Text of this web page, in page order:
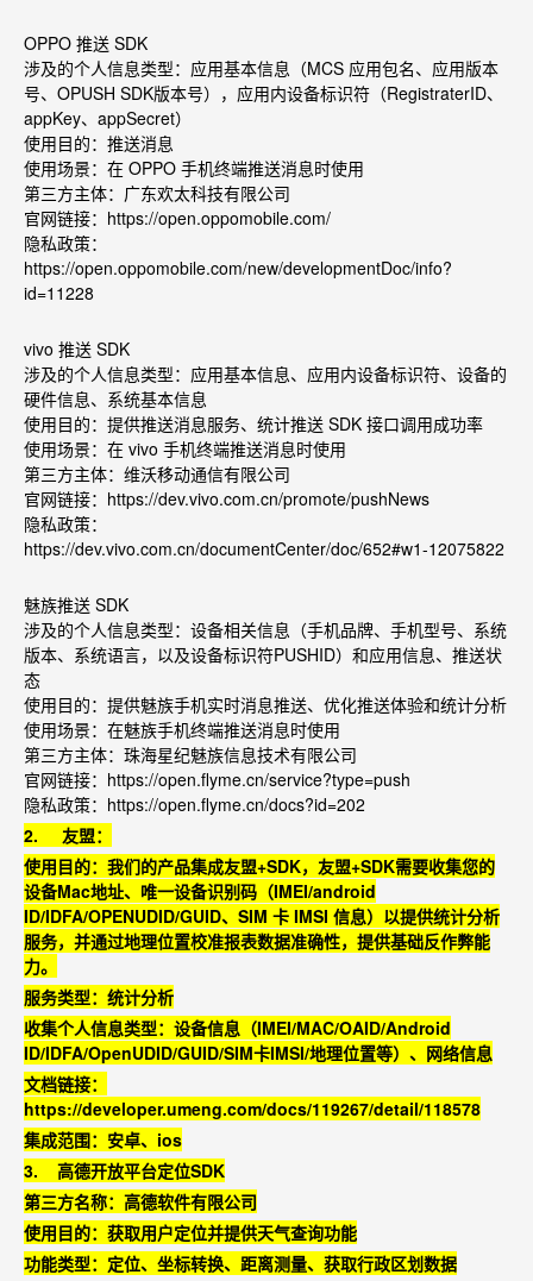
OPPO 推送 SDK
涉及的个人信息类型：应用基本信息（MCS 应用包名、应用版本
号、OPUSH SDK版本号），应用内设备标识符（RegistraterID、
appKey、appSecret）
使用目的：推送消息
使用场景：在 OPPO 手机终端推送消息时使用
第三方主体：广东欢太科技有限公司
官网链接： https://open.oppomobile.com/
隐私政策：
https://open.oppomobile.com/new/developmentDoc/info?
id=11228
vivo 推送 SDK
涉及的个人信息类型：应用基本信息、应用内设备标识符、设备的
硬件信息、系统基本信息
使用目的：提供推送消息服务、统计推送 SDK 接口调用成功率
使用场景：在 vivo 手机终端推送消息时使用
第三方主体：维沃移动通信有限公司
官网链接： https://dev.vivo.com.cn/promote/pushNews
隐私政策：
https://dev.vivo.com.cn/documentCenter/doc/652#w1-12075822
魅族推送 SDK
涉及的个人信息类型：设备相关信息（手机品牌、手机型号、系统
版本、系统语言，以及设备标识符PUSHID）和应用信息、推送状
态
使用目的：提供魅族手机实时消息推送、优化推送体验和统计分析
使用场景：在魅族手机终端推送消息时使用
第三方主体：珠海星纪魅族信息技术有限公司
官网链接： https://open.flyme.cn/service?type=push
隐私政策： https://open.flyme.cn/docs?id=202
2. 友盟：
使用目的：我们的产品集成友盟+SDK，友盟+SDK需要收集您的
设备Mac地址、唯一设备识别码（IMEI/android
ID/IDFA/OPENUDID/GUID、SIM 卡 IMSI 信息）以提供统计分析
服务，并通过地理位置校准报表数据准确性，提供基础反作弊能
力。
服务类型：统计分析
收集个人信息类型：设备信息（IMEI/MAC/OAID/Android
ID/IDFA/OpenUDID/GUID/SIM卡IMSI/地理位置等）、网络信息
文档链接：
https://developer.umeng.com/docs/119267/detail/118578
集成范围：安卓、ios
3. 高德开放平台定位SDK
第三方名称：高德软件有限公司
使用目的：获取用户定位并提供天气查询功能
功能类型：定位、坐标转换、距离测量、获取行政区划数据